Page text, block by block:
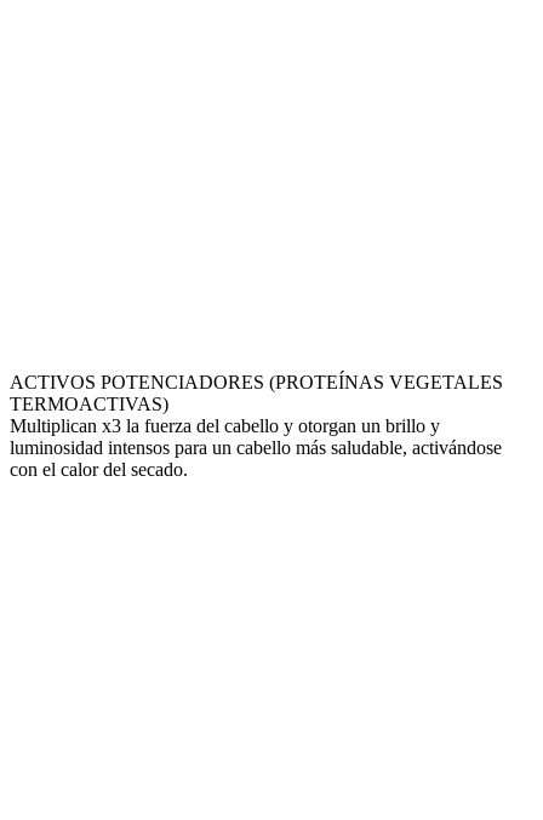
ACTIVOS POTENCIADORES (PROTEÍNAS VEGETALES
TERMOACTIVAS)
Multiplican x3 la fuerza del cabello y otorgan un brillo y
luminosidad intensos para un cabello más saludable, activándose
con el calor del secado.